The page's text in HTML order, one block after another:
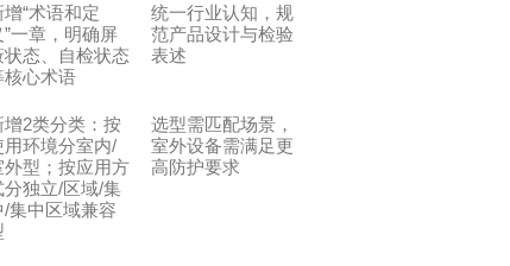
增“术语和定
”一章，明确屏
状态、自检状态
核心术语
统一行业认知，规
范产品设计与检验
表述
增2类分类：按
用环境分室内/
外型；按应用方
分独立/区域/集
/集中区域兼容
选型需匹配场景，
室外设备需满足更
高防护要求